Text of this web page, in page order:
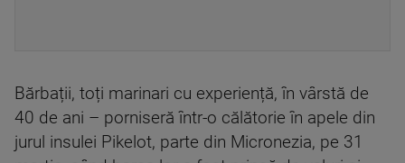
Bărbații, toți marinari cu experiență, în vârstă de
40 de ani – porniseră într-o călătorie în apele din
jurul insulei Pikelot, parte din Micronezia, pe 31